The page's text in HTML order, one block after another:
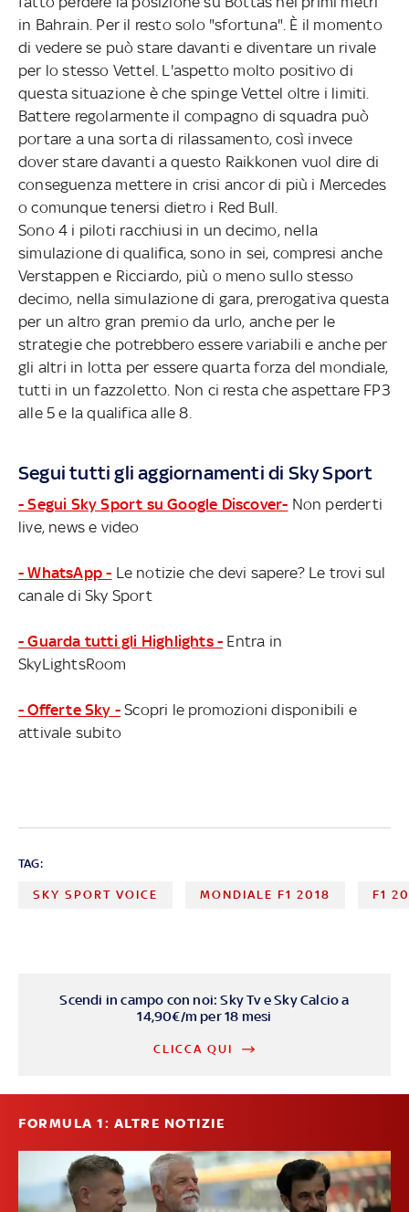
in Bahrain. Per il resto solo "sfortuna". È il momento
di vedere se può stare davanti e diventare un rivale
per lo stesso Vettel. L'aspetto molto positivo di
questa situazione è che spinge Vettel oltre i limiti.
Battere regolarmente il compagno di squadra può
portare a una sorta di rilassamento, così invece
dover stare davanti a questo Raikkonen vuol dire di
conseguenza mettere in crisi ancor di più i Mercedes
o comunque tenersi dietro i Red Bull.
Sono 4 i piloti racchiusi in un decimo, nella
simulazione di qualifica, sono in sei, compresi anche
Verstappen e Ricciardo, più o meno sullo stesso
decimo, nella simulazione di gara, prerogativa questa
per un altro gran premio da urlo, anche per le
strategie che potrebbero essere variabili e anche per
gli altri in lotta per essere quarta forza del mondiale,
tutti in un fazzoletto. Non ci resta che aspettare FP3
alle 5 e la qualifica alle 8.
Segui tutti gli aggiornamenti di Sky Sport
- Segui Sky Sport su Google Discover- Non perderti
live, news e video
- WhatsApp - Le notizie che devi sapere? Le trovi sul
canale di Sky Sport
- Guarda tutti gli Highlights - Entra in
SkyLightsRoom
- Offerte Sky - Scopri le promozioni disponibili e
attivale subito
TAG:
SKY SPORT VOICE MONDIALE F1 2018 F1
Scendi in campo con noi: Sky Tv e Sky Calcio a
14,90€/m per 18 mesi
CLICCA QUI
FORMULA 1: ALTRE NOTIZIE